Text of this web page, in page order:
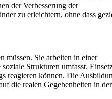
der Verbesserung der
zu erleichtern, ohne dass
müssen. Sie arbeiten in einer
Strukturen umfasst.
reagieren können. Die
die realen Gegebenheiten in der